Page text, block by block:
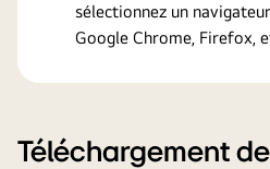
sélectionnez un
Google Chrome, Firefox,
Téléchargement de